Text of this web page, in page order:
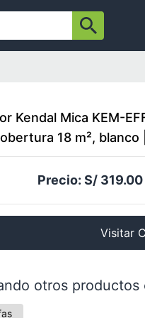
Kendal Mica KEM-
18 m², blanco
Precio: S/ 319.00
Visitar
otros productos